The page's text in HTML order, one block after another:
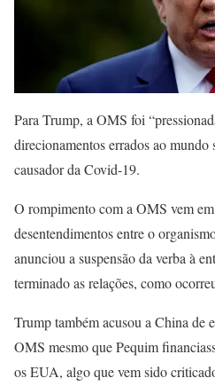
Para Trump, a OMS foi
direcionamentos errados ao
causador da Covid-19.
O rompimento com a OMS vem
desentendimentos entre o
anunciou a suspensão da verba à
terminado as relações, como
Trump também acusou a China de
OMS mesmo que Pequim
os EUA, algo que vem sido